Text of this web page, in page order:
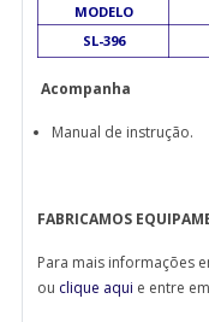
MODELO
SL-396
Acompanha
Manual de instrução.
FABRICAMOS
Para mais informações
ou clique aqui e entre